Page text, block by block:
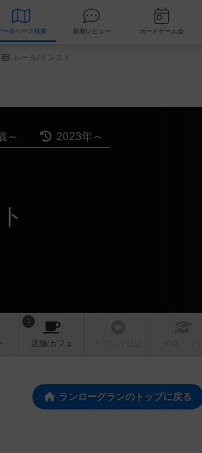
データベース 検索 新着レビュー ボ
ルール/インスト
～ 2023年～
1
店舗/カフェ
ランローグランのトップに戻る